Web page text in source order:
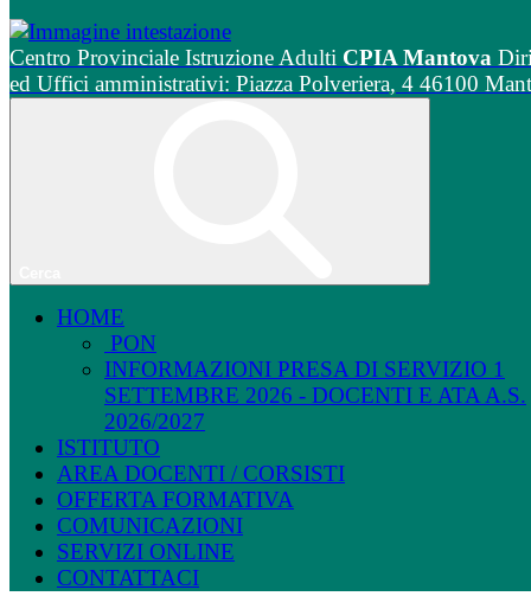
Centro Provinciale Istruzione Adulti CPIA Mantova
ed Uffici amministrativi: Piazza Polveriera, 4 46100
HOME
PON
INFORMAZIONI PRESA DI SERVIZIO 1
SETTEMBRE 2026 - DOCENTI E ATA A.S.
2026/2027
ISTITUTO
AREA DOCENTI / CORSISTI
OFFERTA FORMATIVA
COMUNICAZIONI
SERVIZI ONLINE
CONTATTACI